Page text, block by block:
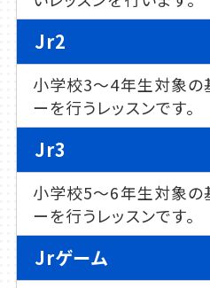
Jr2
小学校3～4年生対象の
ーを行うレッスンです。
Jr3
小学校5～6年生対象の
ーを行うレッスンです。
Jrゲーム